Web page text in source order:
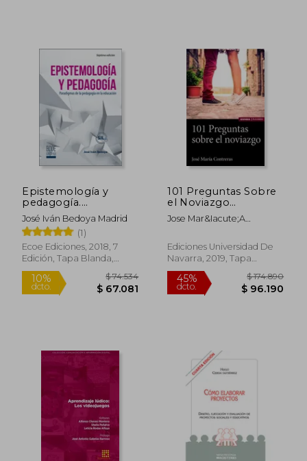
45%
dcto. $ 77.561
10%
dcto.
Epistemología y
pedagogía.
Paradigmas de la
pedagogía en la
educación - 7ma
edición
José Iván Bedoya Madrid
(1)
Ecoe Ediciones, 2018, 7
Edición, Tapa Blanda,
Nuevo
101 Preguntas Sobre
el Noviazgo
(Astrolabio
Educación)
Jose Mar&Iacute;A
Ediciones Universidad De
Navarra, 2019, Tapa
Blanda, Nuevo